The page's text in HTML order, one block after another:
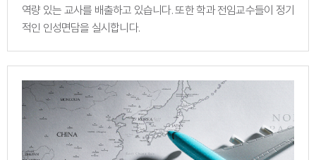
역량 있는 교사를 배출하고 있습니다. 또한 학과 전임교수들이 정기
적인 인성면담을 실시합니다.